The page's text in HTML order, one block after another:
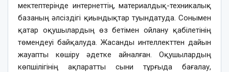
мектептерінде интернеттің, материалдық-техникалық
базаның әлсіздігі қиындықтар туындатуда. Сонымен
қатар оқушылардың өз бетімен ойлану қабілетінің
төмендеуі байқалуда. Жасанды интеллекттен дайын
жауапты көшіру әдетке айналған. Оқушылардың
көпшілігінің ақпаратты сыни тұрғыда бағалау,